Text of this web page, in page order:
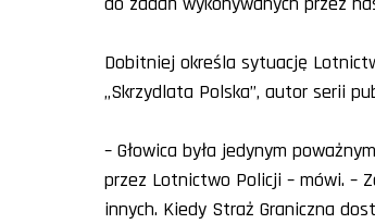
Dobitniej określa sytuację
„Skrzydlata Polska”, autor serii
– Głowica była jedynym
przez Lotnictwo Policji – mówi. –
innych. Kiedy Straż Graniczna